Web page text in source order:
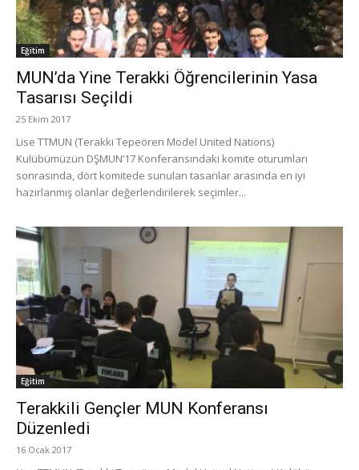
Eğitim
MUN’da Yine Terakki Öğrencilerinin Yasa
Tasarısı Seçildi
25 Ekim 2017
Lise TTMUN (Terakki Tepeören Model United Nations)
Kulübümüzün DŞMUN’17 Konferansındaki komite oturumları
sonrasında, dört komitede sunulan tasarılar arasında en iyi
hazırlanmış olanlar değerlendirilerek seçimler...
Eğitim
Terakkili Gençler MUN Konferansı
Düzenledi
16 Ocak 2017